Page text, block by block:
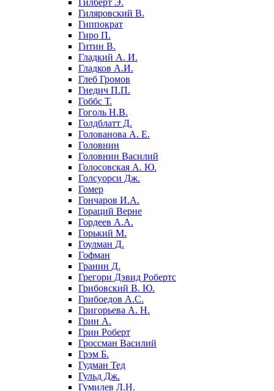
Гилберт Э.
Гиляровский В.
Гиппократ
Гиро П.
Гитин В.
Гладкий А. И.
Гладков А.И.
Глеб Громов
Гнедич П.П.
Гоббс Т.
Гоголь Н.В.
Голдблатт Д.
Голованова А. Е.
Головнин
Головнин Василий
Голосовская А. Ю.
Голсуорси Дж.
Гомер
Гончаров И.А.
Гораций Верне
Гордеев А.А.
Горький М.
Гоулман Д.
Гофман
Гранин Д.
Грегори Дэвид Робертс
Грибовский В. Ю.
Грибоедов А.С.
Григорьева А. Н.
Грин А.
Грин Роберт
Гроссман Василий
Грэм Б.
Гудман Тед
Гульд Дж.
Гумилев Л.Н.